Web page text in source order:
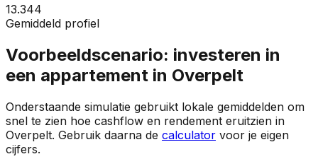
13.344
Gemiddeld profiel
Voorbeeldscenario: investeren in
een appartement in Overpelt
Onderstaande simulatie gebruikt lokale gemiddelden om
snel te zien hoe cashflow en rendement eruitzien in
Overpelt. Gebruik daarna de calculator voor je eigen
cijfers.